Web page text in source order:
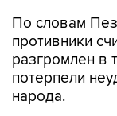
По словам
противники
разгромлен в
потерпели
народа.